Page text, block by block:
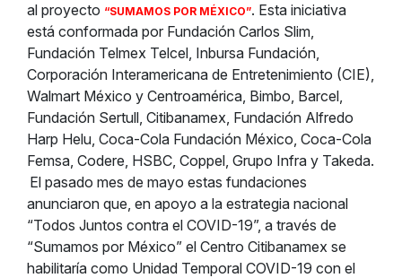
al proyecto “SUMAMOS POR MÉXICO”. Esta iniciativa
está conformada por Fundación Carlos Slim,
Fundación Telmex Telcel, Inbursa Fundación,
Corporación Interamericana de Entretenimiento (CIE),
Walmart México y Centroamérica, Bimbo, Barcel,
Fundación Sertull, Citibanamex, Fundación Alfredo
Harp Helu, Coca-Cola Fundación México, Coca-Cola
Femsa, Codere, HSBC, Coppel, Grupo Infra y Takeda.
El pasado mes de mayo estas fundaciones
anunciaron que, en apoyo a la estrategia nacional
“Todos Juntos contra el COVID-19”, a través de
“Sumamos por México” el Centro Citibanamex se
habilitaría como Unidad Temporal COVID-19 con el